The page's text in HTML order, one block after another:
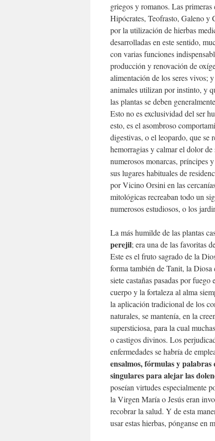
griegos y romanos. Las
Hipócrates, Teofrasto, Galeno y
por la utilización de hierbas
desarrolladas en este sentido,
con varias funciones
producción y renovación de
alimentación de los seres vivos;
animales utilizan por instinto, y
las plantas se deben
Esto no es exclusividad del ser
esto, es el asombroso
digestivas, o el leopardo, que se
hemorragias y calmar el dolor
numerosos monarcas, príncipes
sus lugares habituales de
por Vicino Orsini en las
mitológicas recreaban todo un
numerosos estudiosos, o los
La más humilde de las plantas
perejil; era una de las favoritas
Este es el fruto sagrado de la
forma también de Tanit, la
siete castañas pasadas por
cuerpo y la fortaleza al alma
la aplicación tradicional de los
naturales, se mantenía, en la
supersticiosa, para la cual
o castigos divinos. Los
enfermedades se habría de
ensalmos, fórmulas y palabras
singulares para alejar las
poseían virtudes especialmente
la Virgen María o Jesús eran
recobrar la salud. Y de esta
usar estas hierbas, pónganse